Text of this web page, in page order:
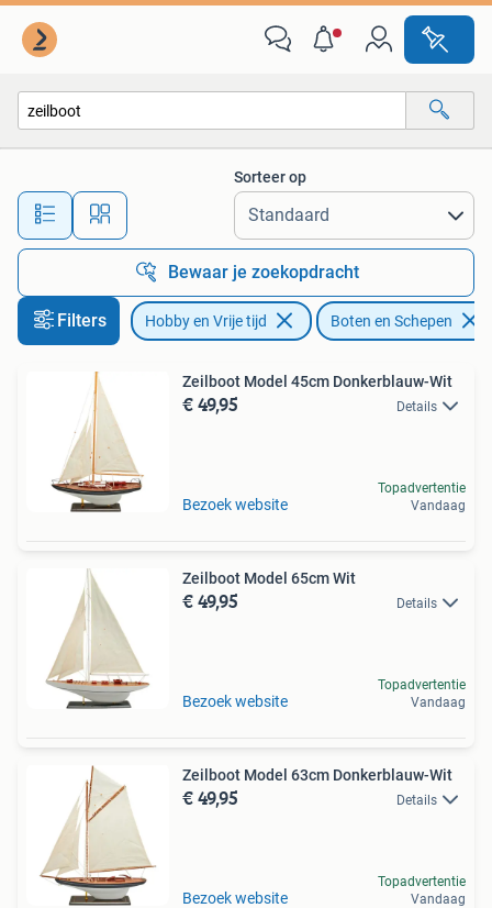
Alle afstanden…
Sorteer op
Bewaar je zoekopdracht
Filters Hobby en Vrije tijd Boten en Schepen
Zeilboot Model 45cm Donkerblauw-Wit
€ 49,95 Details
Bezoek website
Topadvertentie
Vandaag
Zeilboot Model 65cm Wit
€ 49,95 Details
Bezoek website
Topadvertentie
Vandaag
Zeilboot Model 63cm Donkerblauw-Wit
€ 49,95 Details
Bezoek website
Topadvertentie
Vandaag